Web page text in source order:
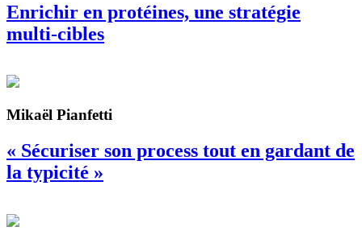
Enrichir en protéines, une stratégie
multi-cibles
Mikaël Pianfetti
« Sécuriser son process tout en gardant de
la typicité »